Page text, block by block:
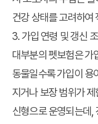
건강 상태를 고려하여
3. 가입 연령 및 갱신
대부분의 펫보험은 가
동물일수록 가입이 용
지거나 보장 범위가
신형으로 운영되는데,